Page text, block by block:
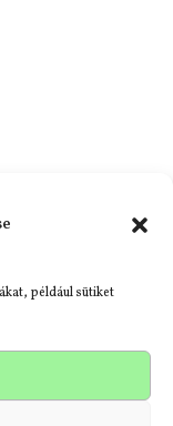
például sütiket